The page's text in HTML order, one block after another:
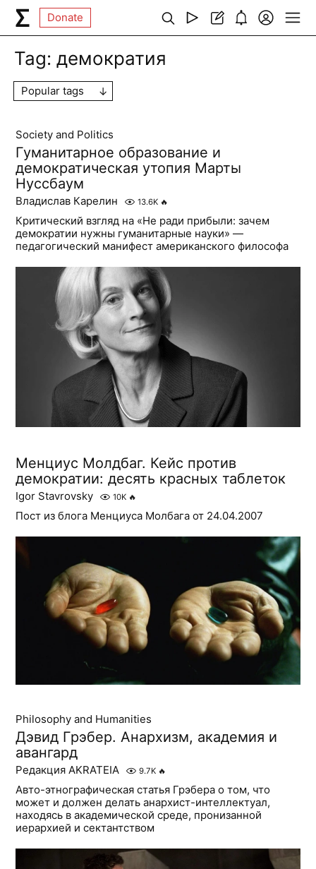
Donate
Tag:демократия
Popular tags
Society and Politics
Гуманитарное образование и
демократическая утопия Марты
Нуссбаум
Владислав Карелин 13.6K 🔥
Критический взгляд на «Не ради прибыли: зачем
демократии нужны гуманитарные науки» —
педагогический манифест американского философа
Менциус Молдбаг. Кейс против
демократии: десять красных таблеток
Igor Stavrovsky 10K 🔥
Пост из блога Менциуса Молбага от 24.04.2007
Philosophy and Humanities
Дэвид Грэбер. Анархизм, академия и
авангард
Редакция AKRATEIA 9.7K 🔥
Авто-этнографическая статья Грэбера о том, что
может и должен делать анархист-интеллектуал,
находясь в академической среде, пронизанной
иерархией и сектантством